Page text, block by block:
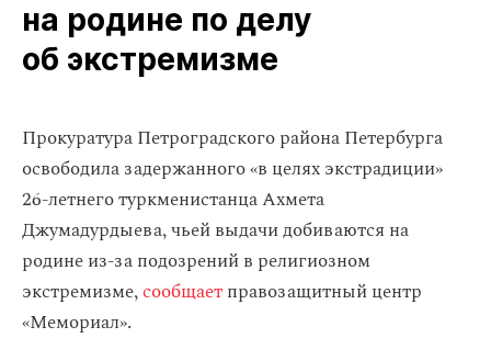
на родине по делу
об экстремизме
Прокуратура Петроградского района Петербурга
освободила задержанного «в целях экстрадиции»
26-летнего туркменистанца Ахмета
Джумадурдыева, чьей выдачи добиваются на
родине из-за подозрений в религиозном
экстремизме,сообщаетправозащитный центр
«Мемориал».